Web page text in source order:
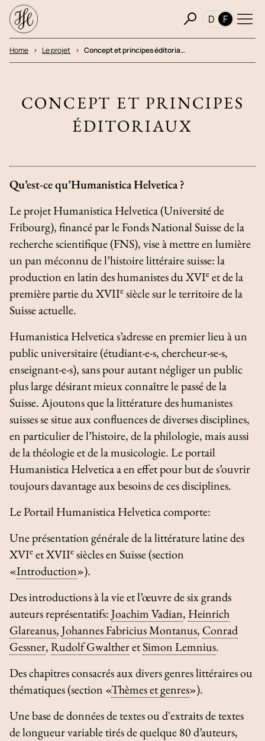
D F
Home Le projet Concept et principes éditoria…
CONCEPT ET PRINCIPES
ÉDITORIAUX
Qu’est-ce qu’Humanistica Helvetica ?
Le projet Humanistica Helvetica (Université de
Fribourg), financé par le Fonds National Suisse de la
recherche scientifique (FNS), vise à mettre en lumière
un pan méconnu de l’histoire littéraire suisse: la
production en latin des humanistes du XVIe et de la
première partie du XVIIe siècle sur le territoire de la
Suisse actuelle.
Humanistica Helvetica s’adresse en premier lieu à un
public universitaire (étudiant-e-s, chercheur-se-s,
enseignant-e-s), sans pour autant négliger un public
plus large désirant mieux connaître le passé de la
Suisse. Ajoutons que la littérature des humanistes
suisses se situe aux confluences de diverses disciplines,
en particulier de l’histoire, de la philologie, mais aussi
de la théologie et de la musicologie. Le portail
Humanistica Helvetica a en effet pour but de s’ouvrir
toujours davantage aux besoins de ces disciplines.
Le Portail Humanistica Helvetica comporte:
Une présentation générale de la littérature latine des
XVIe et XVIIe siècles en Suisse (section
«Introduction»).
Des introductions à la vie et l’œuvre de six grands
auteurs représentatifs:Joachim Vadian, Heinrich
Glareanus,Johannes Fabricius Montanus, Conrad
Gessner,Rudolf GwaltheretSimon Lemnius.
Des chapitres consacrés aux divers genres littéraires ou
thématiques (section «Thèmes et genres»).
Une base de données de textes ou d'extraits de textes
de longueur variable tirés de quelque 80 d’auteurs,